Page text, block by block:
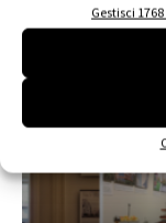
Gestisci